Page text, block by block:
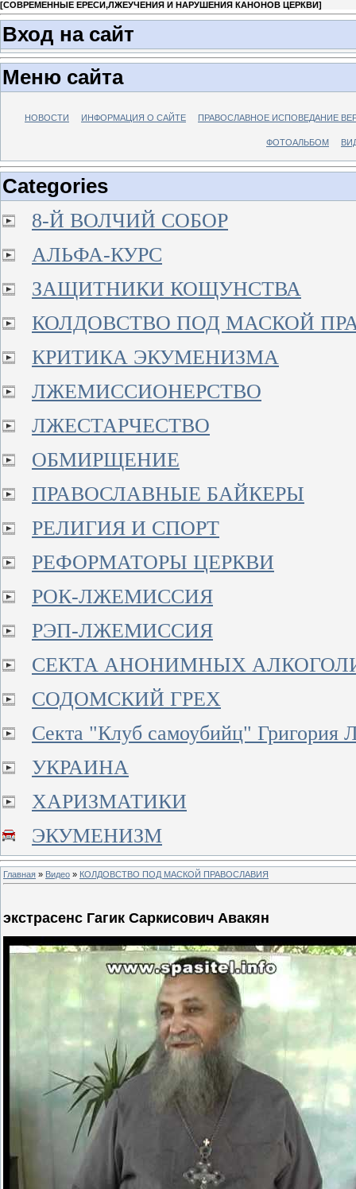
[СОВРЕМЕННЫЕ ЕРЕСИ,ЛЖЕУЧЕНИЯ И НАРУШЕНИЯ КАНОНОВ ЦЕРКВИ]
Вход на сайт
Меню сайта
НОВОСТИ ИНФОРМАЦИЯ О САЙТЕ ПРАВОСЛАВНОЕ ИСПОВЕДАНИЕ
ФОТОАЛЬБОМ
Categories
8-Й ВОЛЧИЙ СОБОР
АЛЬФА-КУРС
ЗАЩИТНИКИ КОЩУНСТВА
КОЛДОВСТВО ПОД МАСКОЙ
КРИТИКА ЭКУМЕНИЗМА
ЛЖЕМИССИОНЕРСТВО
ЛЖЕСТАРЧЕСТВО
ОБМИРЩЕНИЕ
ПРАВОСЛАВНЫЕ БАЙКЕРЫ
РЕЛИГИЯ И СПОРТ
РЕФОРМАТОРЫ ЦЕРКВИ
РОК-ЛЖЕМИССИЯ
РЭП-ЛЖЕМИССИЯ
СЕКТА АНОНИМНЫХ
СОДОМСКИЙ ГРЕХ
Секта "Клуб самоубийц" Григория
УКРАИНА
ХАРИЗМАТИКИ
ЭКУМЕНИЗМ
Главная » Видео » КОЛДОВСТВО ПОД МАСКОЙ ПРАВОСЛАВИЯ
экстрасенс Гагик Саркисович Авакян